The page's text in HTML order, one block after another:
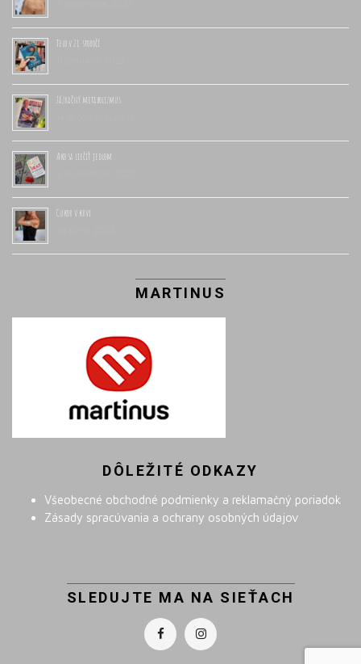
Telo v 21. storočí
Zázračný metabolizmus
Ako sa liečiť jedlom
Cukor v krvi
MARTINUS
DÔLEŽITÉ ODKAZY
Všeobecné obchodné podmienky a reklamačný poriadok
Zásady spracúvania a ochrany osobných údajov
SLEDUJTE MA NA SIEŤACH